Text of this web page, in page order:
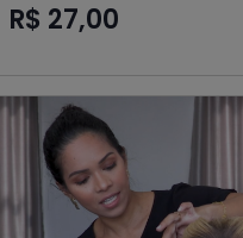
R$ 27,00